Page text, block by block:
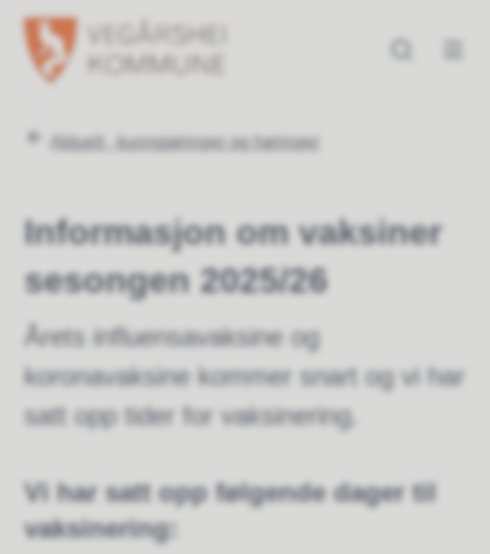
Vegårshei kommune
Du er her:
Aktuelt , kunngjøringer og høringer
Informasjon om vaksiner
sesongen 2025/26
Årets influensavaksine og
koronavaksine kommer snart og vi har
satt opp tider for vaksinering.
Vi har satt opp følgende dager til
vaksinering: